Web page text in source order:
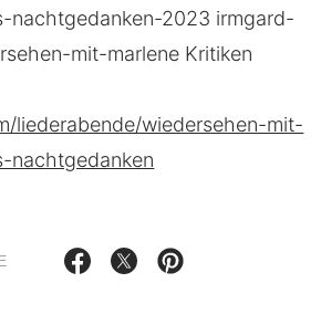
nachtgedanken-2023 irmgard-
mit-marlene Kritiken
liederabende/wiedersehen-mit-
nachtgedanken